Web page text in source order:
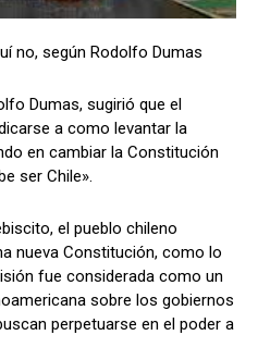
no, según Rodolfo Dumas
Dumas, sugirió que el
a como levantar la
en cambiar la Constitución
ser Chile».
el pueblo chileno
nueva Constitución, como lo
fue considerada como un
sobre los gobiernos
perpetuarse en el poder a